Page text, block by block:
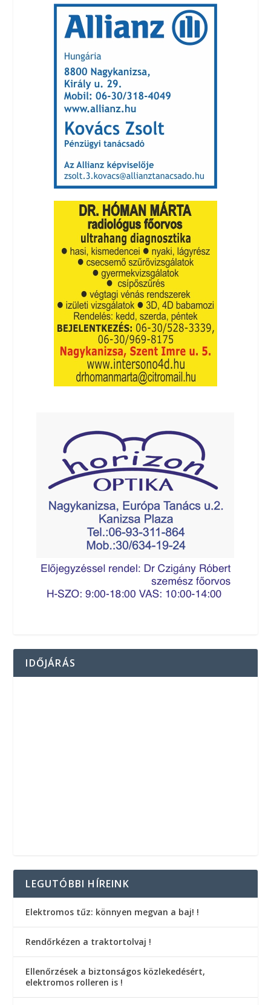
IDŐJÁRÁS
LEGUTÓBBI HÍREINK
Elektromos tűz: könnyen megvan a baj! !
Rendőrkézen a traktortolvaj !
Ellenőrzések a biztonságos közlekedésért,
elektromos rolleren is !